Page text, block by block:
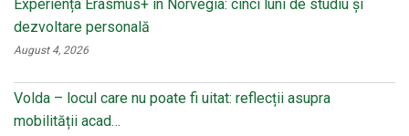
Experiența Erasmus+ în Norvegia: cinci luni de studiu și
dezvoltare personală
August 4, 2026
Volda – locul care nu poate fi uitat: reflecții asupra
mobilității acad…